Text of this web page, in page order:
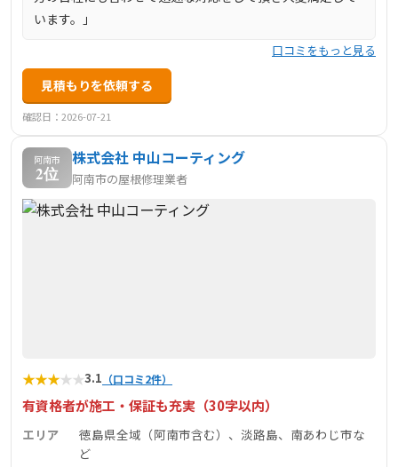
います。」
口コミをもっと見る
見積もりを依頼する
確認日：2026-07-21
阿南市
2位
株式会社 中山コーティング
阿南市の屋根修理業者
★★★★★3.1 （口コミ2件）
有資格者が施工・保証も充実（30字以内）
エリア
徳島県全域（阿南市含む）、淡路島、南あわじ市な
ど